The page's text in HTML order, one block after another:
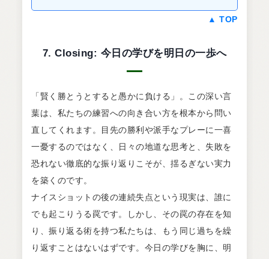
▲ TOP
7. Closing: 今日の学びを明日の一歩へ
「賢く勝とうとすると愚かに負ける」。この深い言
葉は、私たちの練習への向き合い方を根本から問い
直してくれます。目先の勝利や派手なプレーに一喜
一憂するのではなく、日々の地道な思考と、失敗を
恐れない徹底的な振り返りこそが、揺るぎない実力
を築くのです。
ナイスショットの後の連続失点という現実は、誰に
でも起こりうる罠です。しかし、その罠の存在を知
り、振り返る術を持つ私たちは、もう同じ過ちを繰
り返すことはないはずです。今日の学びを胸に、明